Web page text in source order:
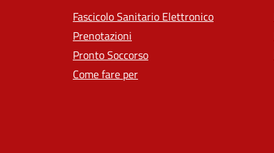
Fascicolo Sanitario Elettronico
Prenotazioni
Pronto Soccorso
Come fare per